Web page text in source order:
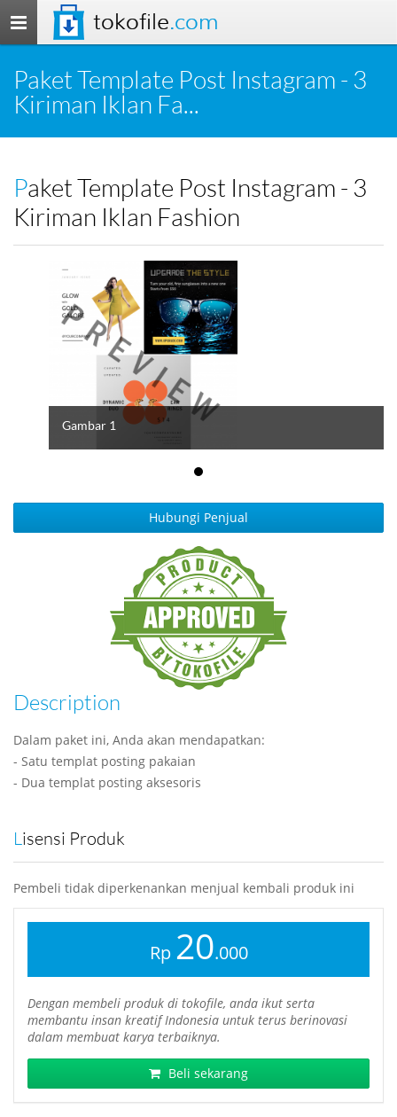
Toggle
navigation
tokofile.com
Paket Template Post Instagram - 3
Kiriman Iklan Fa...
Paket Template Post Instagram - 3
Kiriman Iklan Fashion
Gambar 1
Hubungi Penjual
Description
Dalam paket ini, Anda akan mendapatkan:
- Satu templat posting pakaian
- Dua templat posting aksesoris
Lisensi Produk
Pembeli tidak diperkenankan menjual kembali produk ini
Rp 20.000
Dengan membeli produk di tokofile, anda ikut serta
membantu insan kreatif Indonesia untuk terus berinovasi
dalam membuat karya terbaiknya.
Beli sekarang